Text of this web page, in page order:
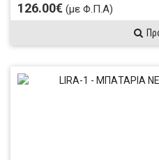
126.00€ (με Φ.Π.Α)